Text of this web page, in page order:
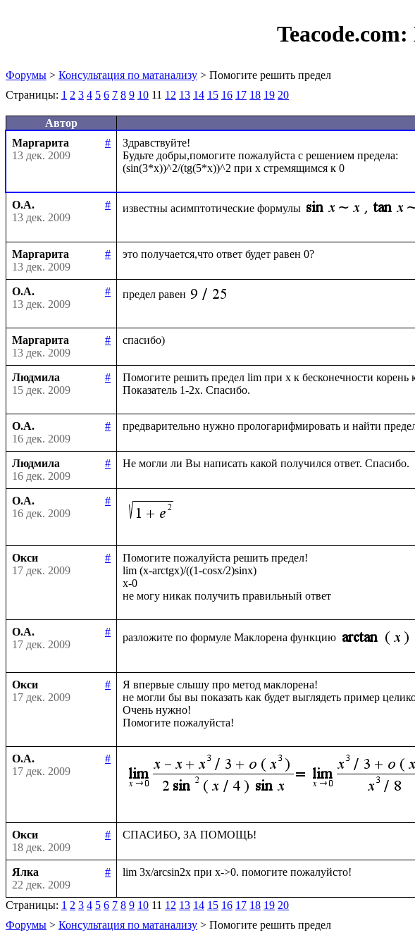
Teacode.com:
Форумы > Консультация по матанализу > Помогите решить предел
Страницы: 1 2 3 4 5 6 7 8 9 10 11 12 13 14 15 16 17 18 19 20
Автор
Маргарита
#
13 дек. 2009
Здравствуйте!
Будьте добры,помогите пожалуйста с решением предела:
О.А.
#
13 дек. 2009
известны асимптотические формулы
Маргарита
#
13 дек. 2009
О.А.
#
13 дек. 2009
предел равен
Маргарита
#
13 дек. 2009
Людмила
#
15 дек. 2009
Помогите решить предел lim при х к бесконечности
О.А.
#
16 дек. 2009
Людмила
#
16 дек. 2009
О.А.
#
16 дек. 2009
Окси
#
17 дек. 2009
Помогите пожалуйста решить предел!
lim (x-arctgx)/((1-cosx/2)sinx)
x-0
О.А.
#
17 дек. 2009
разложите по формуле Маклорена функцию
Окси
#
17 дек. 2009
Я впервые слышу про метод маклорена!
не могли бы вы показать как будет выглядеть пример
Очень нужно!
О.А.
#
17 дек. 2009
Окси
#
18 дек. 2009
Ялка
#
22 дек. 2009
Страницы: 1 2 3 4 5 6 7 8 9 10 11 12 13 14 15 16 17 18 19 20
Форумы > Консультация по матанализу > Помогите решить предел